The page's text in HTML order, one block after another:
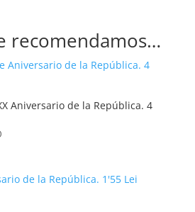
recomendamos…
Aniversario de la República. 4